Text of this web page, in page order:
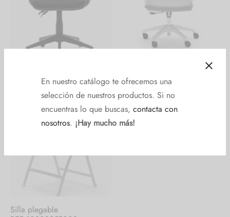
En nuestro catálogo te ofrecemos una
selección de nuestros productos. Si no
encuentras lo que buscas, contacta con
nosotros. ¡Hay mucho más!
Silla plegable